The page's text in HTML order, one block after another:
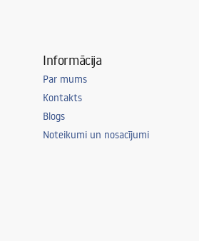
Informācija
Par mums
Kontakts
Blogs
Noteikumi un nosacījumi